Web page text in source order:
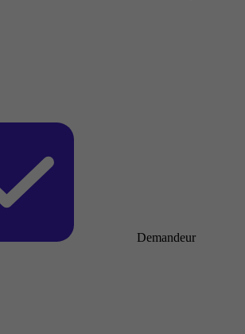
Demandeur